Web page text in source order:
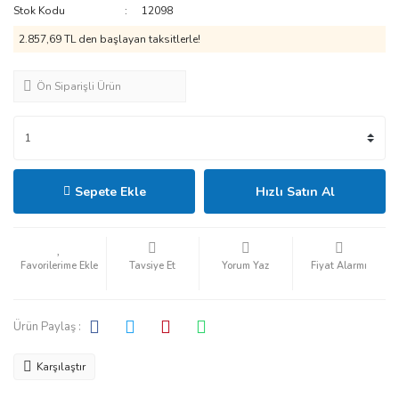
Stok Kodu
12098
2.857,69 TL den başlayan taksitlerle!
Ön Siparişli Ürün
Sepete Ekle Hızlı Satın Al
Tavsiye Et Yorum Yaz Fiyat Alarmı
Ürün Paylaş :
Karşılaştır